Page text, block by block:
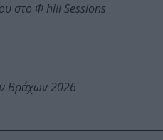
στο Φ hill Sessions
Βράχων 2026